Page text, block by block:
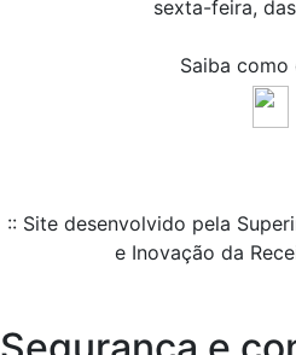
sexta-feira,
Saiba como
:: Site desenvolvido pela
e Inovação da